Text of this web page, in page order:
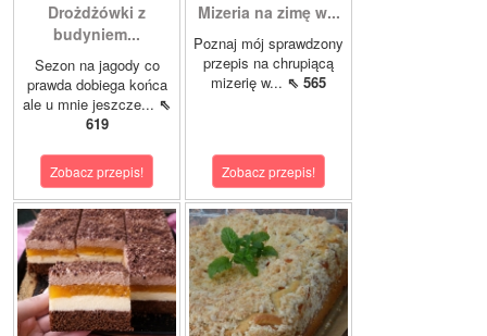
Drożdżówki z
budyniem...
Sezon na jagody co
prawda dobiega końca
ale u mnie jeszcze... ⇖
619
Zobacz przepis!
Mizeria na zimę w...
Poznaj mój sprawdzony
przepis na chrupiącą
mizerię w... ⇖ 565
Zobacz przepis!